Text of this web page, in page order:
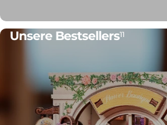
Unsere Bestsellers11